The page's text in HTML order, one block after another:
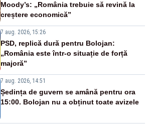
Moody’s: „România trebuie să revină la
creștere economică”
7 aug. 2026, 15:26
PSD, replică dură pentru Bolojan:
„România este într-o situație de forță
majoră”
7 aug. 2026, 14:51
Ședința de guvern se amână pentru ora
15:00. Bolojan nu a obținut toate avizele